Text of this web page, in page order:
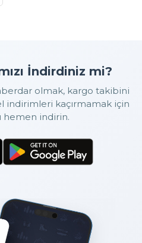
İndirdiniz mi?
olmak, kargo takibini
indirimleri kaçırmamak için
hemen indirin.